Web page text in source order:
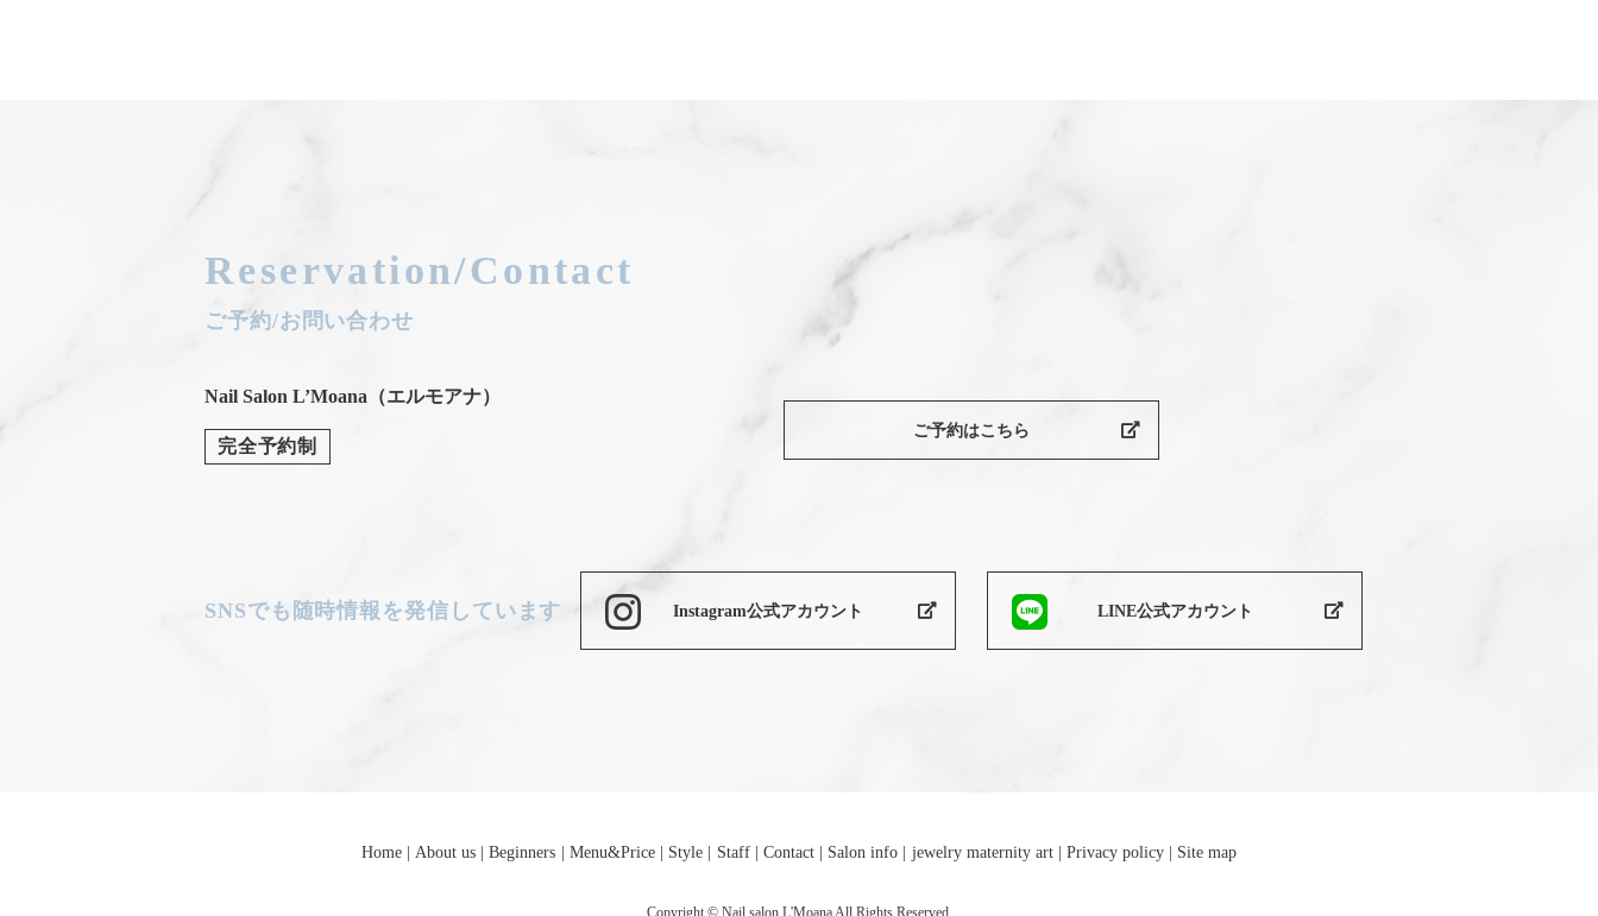
Reservation/Contact
ご予約/お問い合わせ
Nail Salon L’Moana （エルモアナ）
完全予約制
ご予約はこちら
SNSでも随時情報を発信しています Instagram公式アカウント LINE公式アカウント
Home About us Beginners Menu&Price Style Staff Contact Salon info jewelry maternity art Privacy policy Site map